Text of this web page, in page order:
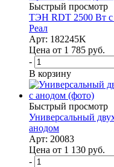
Быстрый просмотр
ТЭН RDT 2500 Вт с
Реал
Арт: 182245K
Цена от 1 785 руб.
-
В корзину
Быстрый просмотр
Универсальный
анодом
Арт: 20083
Цена от 1 130 руб.
-